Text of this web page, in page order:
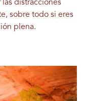
distracciones
sobre todo si eres
plena.